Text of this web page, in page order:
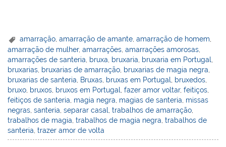
amarração ,amarração de amante ,amarração de homem
amarração de mulher,amarrações,amarrações amorosas,
amarrações de santeria, bruxa, bruxaria, bruxaria em Portugal,
bruxarias, bruxarias de amarração, bruxarias de magia negra,
bruxarias de santeria, Bruxas, bruxas em Portugal, bruxedos,
bruxo, bruxos, bruxos em Portugal,fazer amor voltar,feitiços,
feitiços de santeria, magia negra, magias de santeria, missas
negras,santeria,separar casal,trabalhos de amarração,
trabalhos de magia,trabalhos de magia negra,trabalhos de
santeria,trazer amor de volta